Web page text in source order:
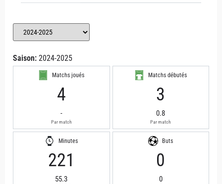
Saison: 2024-2025
Matchs joués
4
-
Par match
Matchs débutés
3
0.8
Par match
Minutes
221
55.3
Buts
0
0